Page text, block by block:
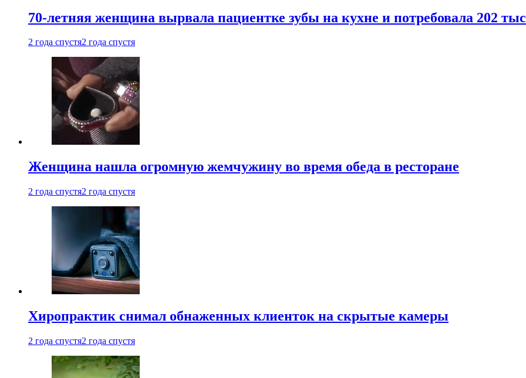
70-летняя женщина вырвала пациентке зубы на кухне и потребовала 202
2 года спустя2 года спустя
Женщина нашла огромную жемчужину во время обеда в ресторане
2 года спустя2 года спустя
Хиропрактик снимал обнаженных клиенток на скрытые камеры
2 года спустя2 года спустя